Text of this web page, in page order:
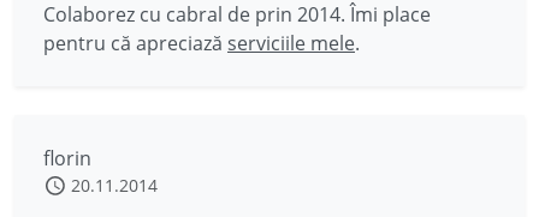
Colaborez cu cabral de prin 2014. Îmi place
pentru că apreciază serviciile mele.
florin
20.11.2014